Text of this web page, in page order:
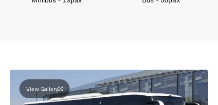
View Gallery